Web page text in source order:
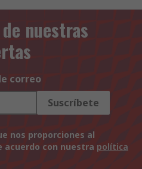
nuestras
correo
Suscríbete
nos proporciones al
acuerdo con nuestra política